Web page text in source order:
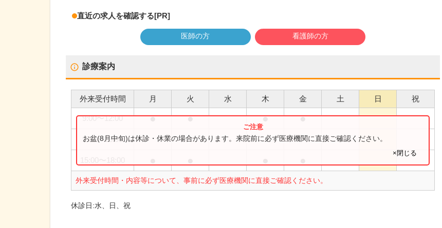
直近の求人を確認する[PR]
医師の方 看護師の方
診療案内
外来受付時間 月 火 水 木 金 土 日 祝
9:00〜12:00 ● ● ● ●
9:00〜13:00 ●
外来受付時間・内容等について、事前に必ず医療機関に直接ご確認ください。
お盆(8月中旬)は休診・休業の場合があります。来院前に必ず医療機関に直接ご確認ください。
×閉じる
休診日:水、日、祝